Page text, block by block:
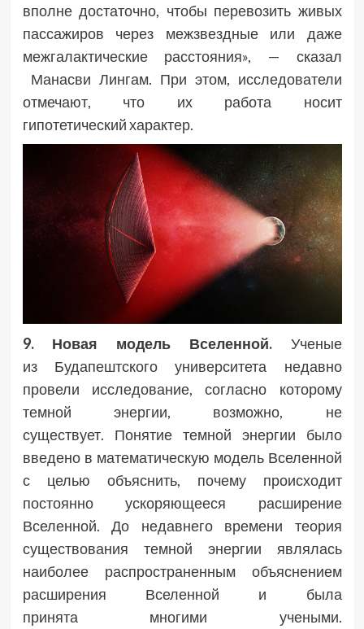
вполне достаточно, чтобы перевозить живых
пассажиров через межзвездные или даже
межгалактические расстояния», — сказал
Манасви Лингам. При этом, исследователи
отмечают, что их работа носит
гипотетический характер.
9. Новая модель Вселенной. Ученые
из Будапештского университета недавно
провели исследование, согласно которому
темной энергии, возможно, не
существует. Понятие темной энергии было
введено в математическую модель Вселенной
с целью объяснить, почему происходит
постоянно ускоряющееся расширение
Вселенной. До недавнего времени теория
существования темной энергии являлась
наиболее распространенным объяснением
расширения Вселенной и была
принята многими учеными.